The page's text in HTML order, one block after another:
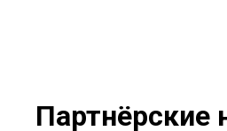
Партнёрские